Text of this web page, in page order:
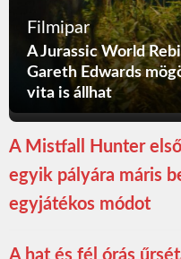
Filmipar
A Jurassic World
Gareth Edwards
vita is állhat
A Mistfall Hunter
egyik pályára máris
egyjátékos módot
A hat és fél órás